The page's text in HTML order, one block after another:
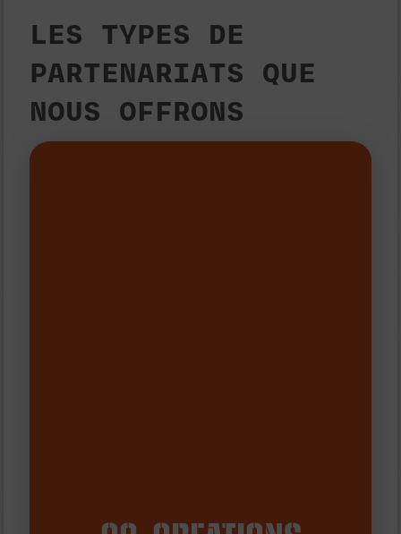
LES TYPES DE
PARTENARIATS QUE
NOUS OFFRONS